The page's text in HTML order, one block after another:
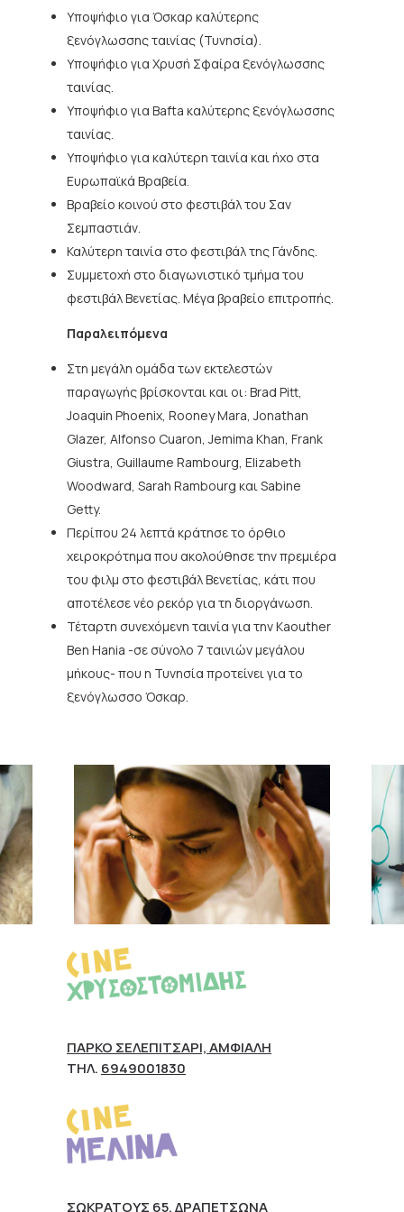
Υποψήφιο για Όσκαρ καλύτερης
ξενόγλωσσης ταινίας (Τυνησία).
Υποψήφιο για Χρυσή Σφαίρα ξενόγλωσσης
ταινίας.
Υποψήφιο για Bafta καλύτερης ξενόγλωσσης
ταινίας.
Υποψήφιο για καλύτερη ταινία και ήχο στα
Ευρωπαϊκά Βραβεία.
Βραβείο κοινού στο φεστιβάλ του Σαν
Σεμπαστιάν.
Καλύτερη ταινία στο φεστιβάλ της Γάνδης.
Συμμετοχή στο διαγωνιστικό τμήμα του
φεστιβάλ Βενετίας. Μέγα βραβείο επιτροπής.
Παραλειπόμενα
Στη μεγάλη ομάδα των εκτελεστών
παραγωγής βρίσκονται και οι: Brad Pitt,
Joaquin Phoenix, Rooney Mara, Jonathan
Glazer, Alfonso Cuaron, Jemima Khan, Frank
Giustra, Guillaume Rambourg, Elizabeth
Woodward, Sarah Rambourg και Sabine
Getty.
Περίπου 24 λεπτά κράτησε το όρθιο
χειροκρότημα που ακολούθησε την πρεμιέρα
του φιλμ στο φεστιβάλ Βενετίας, κάτι που
αποτέλεσε νέο ρεκόρ για τη διοργάνωση.
Τέταρτη συνεχόμενη ταινία για την Kaouther
Ben Hania -σε σύνολο 7 ταινιών μεγάλου
μήκους- που η Τυνησία προτείνει για το
ξενόγλωσσο Όσκαρ.
ΠΆΡΚΟ ΣΕΛΕΠΊΤΣΑΡΙ, ΑΜΦΙΆΛΗ
ΤΗΛ. 6949001830
ΣΩΚΡΆΤΟΥΣ 65, ΔΡΑΠΕΤΣΏΝΑ